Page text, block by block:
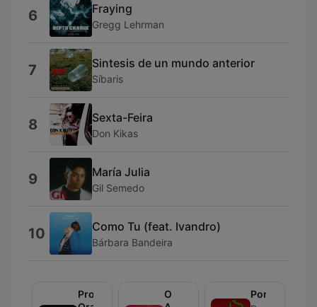
6 Fraying
Gregg Lehrman
7 Sintesis de un mundo anterior
Síbaris
8 Sexta-Feira
Don Kikas
9 María Julia
Gil Semedo
10 Como Tu (feat. Ivandro)
Bárbara Bandeira
Prova
O
Portugalex